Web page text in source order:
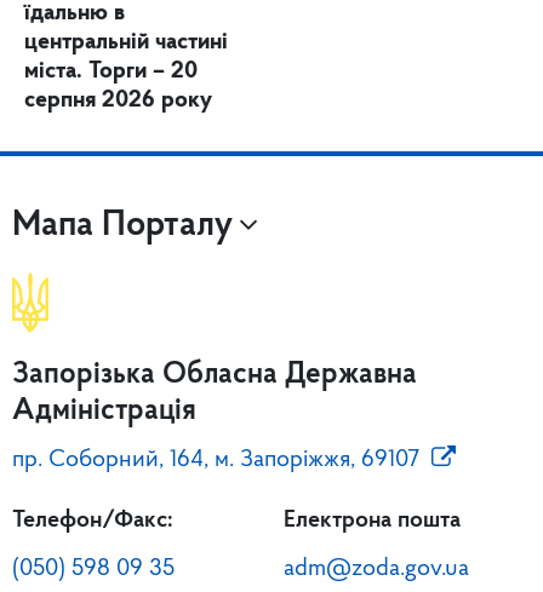
їдальню в
центральній частині
міста. Торги – 20
серпня 2026 року
Мапа Порталу
Запорізька Обласна Державна
Адміністрація
пр. Соборний, 164, м. Запоріжжя, 69107
Телефон/Факс:
(050) 598 09 35
Електрона пошта
adm@zoda.gov.ua